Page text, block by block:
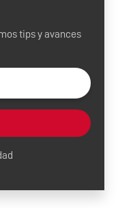
tips y avances